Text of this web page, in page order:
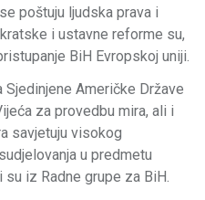
poštuju ljudska prava i
i ustavne reforme su,
BiH Evropskoj uniji.
Američke Države
za provedbu mira, ali i
savjetuju visokog
u predmetu
iz Radne grupe za BiH.